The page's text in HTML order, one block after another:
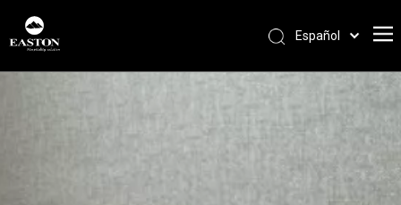
Español
Pусский
Français
English